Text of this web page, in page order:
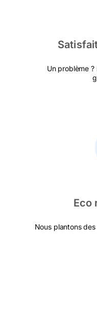
Un problème
Eco
Nous plantons